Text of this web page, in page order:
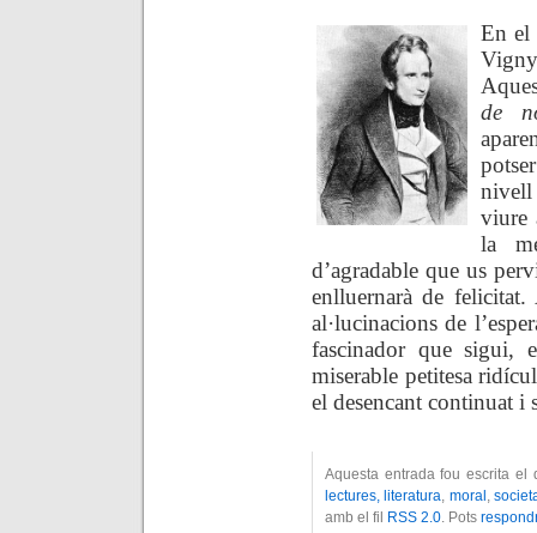
En el
de
viure
la
d’agradable que us
enlluernarà de
al·lucinacions de
fascinador que sigui,
miserable petitesa
el desencant continuat i
Aquesta entrada fou escrita
lectures, literatura moral
amb el fil RSS 2.0 . Pots